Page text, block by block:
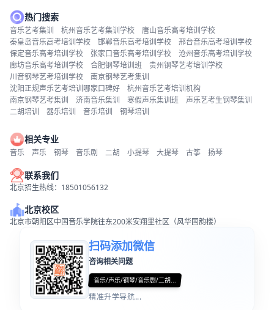
热门搜索
音乐艺考集训 杭州音乐艺考集训学校
唐山音乐高考培训学校
秦皇岛音乐高考培训学校
邯郸音乐高考培训学校
邢台音乐高考培训学校
保定音乐高考培训学校
张家口音乐高考培训学校
沧州音乐高考培训学校
廊坊音乐高考培训学校
合肥钢琴培训班
贵州钢琴艺考培训学校
川音钢琴艺考培训学校
南京钢琴艺考集训
沈阳正规声乐艺考培训哪家口碑好
杭州音乐艺考培训机构
南京钢琴艺考集训
济南音乐集训 寒假声乐集训班
声乐艺考生钢琴集训
二胡培训
器乐培训 音乐培训 钢琴培训
相关专业
音乐 声乐 钢琴 音乐剧 二胡 小提琴 大提琴 古筝 扬琴
联系我们
北京招生热线：18501056132
北京校区
北京市朝阳区中国音乐学院往东200米安翔里社区（风华国韵楼）
扫码添加微信
咨询相关问题
音乐/声乐/钢琴/音乐剧/二胡...
精准升学导航...